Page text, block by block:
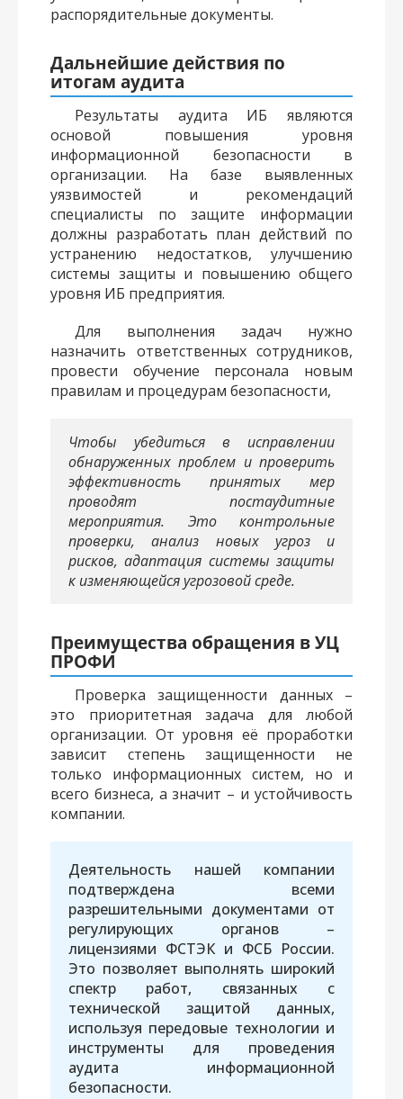
распорядительные документы.
Дальнейшие действия по
итогам аудита
Результаты аудита ИБ являются
основой повышения уровня
информационной безопасности в
организации. На базе выявленных
уязвимостей и рекомендаций
специалисты по защите информации
должны разработать план действий по
устранению недостатков, улучшению
системы защиты и повышению общего
уровня ИБ предприятия.
Для выполнения задач нужно
назначить ответственных сотрудников,
провести обучение персонала новым
правилам и процедурам безопасности,
Чтобы убедиться в исправлении
обнаруженных проблем и проверить
эффективность принятых мер
проводят постаудитные
мероприятия. Это контрольные
проверки, анализ новых угроз и
рисков, адаптация системы защиты
к изменяющейся угрозовой среде.
Преимущества обращения в УЦ
ПРОФИ
Проверка защищенности данных –
это приоритетная задача для любой
организации. От уровня её проработки
зависит степень защищенности не
только информационных систем, но и
всего бизнеса, а значит – и устойчивость
компании.
Деятельность нашей компании
подтверждена всеми
разрешительными документами от
регулирующих органов –
лицензиями ФСТЭК и ФСБ России.
Это позволяет выполнять широкий
спектр работ, связанных с
технической защитой данных,
используя передовые технологии и
инструменты для проведения
аудита информационной
безопасности.